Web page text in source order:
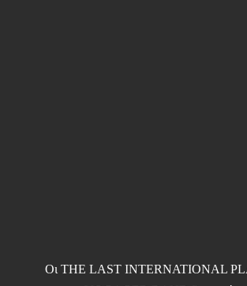
Οι THE LAST INTERNATIONAL